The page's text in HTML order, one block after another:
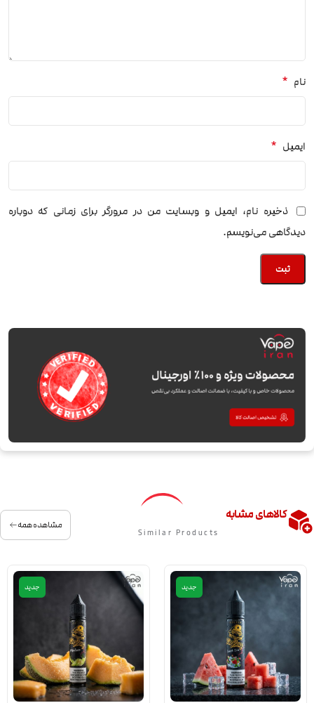
نام *
ایمیل *
ذخیره نام، ایمیل و وبسایت من در مرورگر برای زمانی که دوباره
دیدگاهی می‌نویسم.
کالاهای مشابه
Similar Products
مشاهده همه
جدید جدید